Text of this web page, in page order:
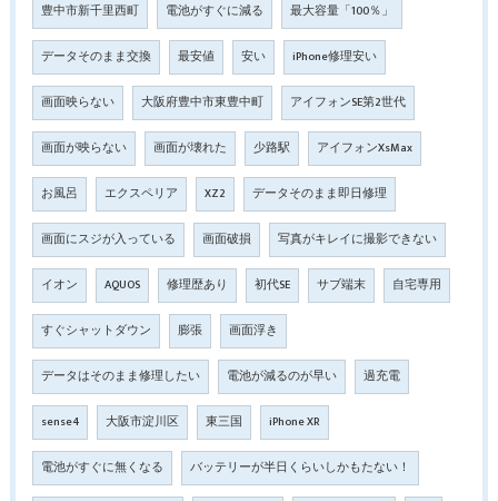
豊中市新千里西町 電池がすぐに減る 最大容量「100％」
データそのまま交換 最安値 安い iPhone修理安い
画面映らない 大阪府豊中市東豊中町 アイフォンSE第2世代
画面が映らない 画面が壊れた 少路駅 アイフォンXsMax
お風呂 エクスペリア XZ2 データそのまま即日修理
画面にスジが入っている 画面破損 写真がキレイに撮影できない
イオン AQUOS 修理歴あり 初代SE サブ端末 自宅専用
すぐシャットダウン 膨張 画面浮き
データはそのまま修理したい 電池が減るのが早い 過充電
sense4 大阪市淀川区 東三国 iPhone XR
電池がすぐに無くなる バッテリーが半日くらいしかもたない！